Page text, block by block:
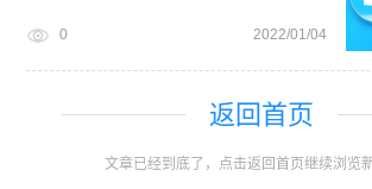
0 2022/01/04
返回首页
文章已经到底了，点击返回首页继续浏览新